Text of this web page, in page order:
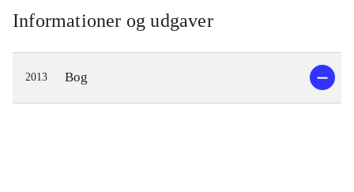
Informationer og udgaver
2013 Bog